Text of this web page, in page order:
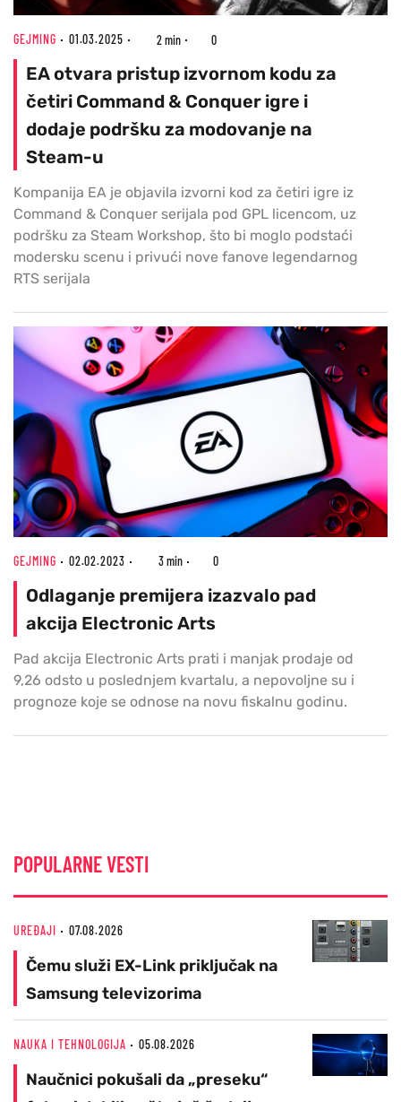
GEJMING 01.03.2025 2 min 0
EA otvara pristup izvornom kodu za
četiri Command & Conquer igre i
dodaje podršku za modovanje na
Steam-u
Kompanija EA je objavila izvorni kod za četiri igre iz
Command & Conquer serijala pod GPL licencom, uz
podršku za Steam Workshop, što bi moglo podstaći
modersku scenu i privući nove fanove legendarnog
RTS serijala
GEJMING 02.02.2023 3 min 0
Odlaganje premijera izazvalo pad
akcija Electronic Arts
Pad akcija Electronic Arts prati i manjak prodaje od
9,26 odsto u poslednjem kvartalu, a nepovoljne su i
prognoze koje se odnose na novu fiskalnu godinu.
POPULARNE VESTI
UREĐAJI 07.08.2026
Čemu služi EX-Link priključak na
Samsung televizorima
NAUKA I TEHNOLOGIJA 05.08.2026
Naučnici pokušali da „preseku“